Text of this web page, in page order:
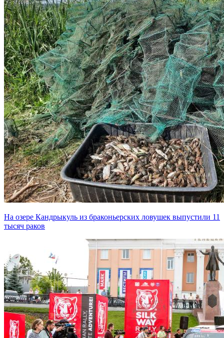
На озере Кандрыкуль из браконьерских ловушек выпустили 11
тысяч раков